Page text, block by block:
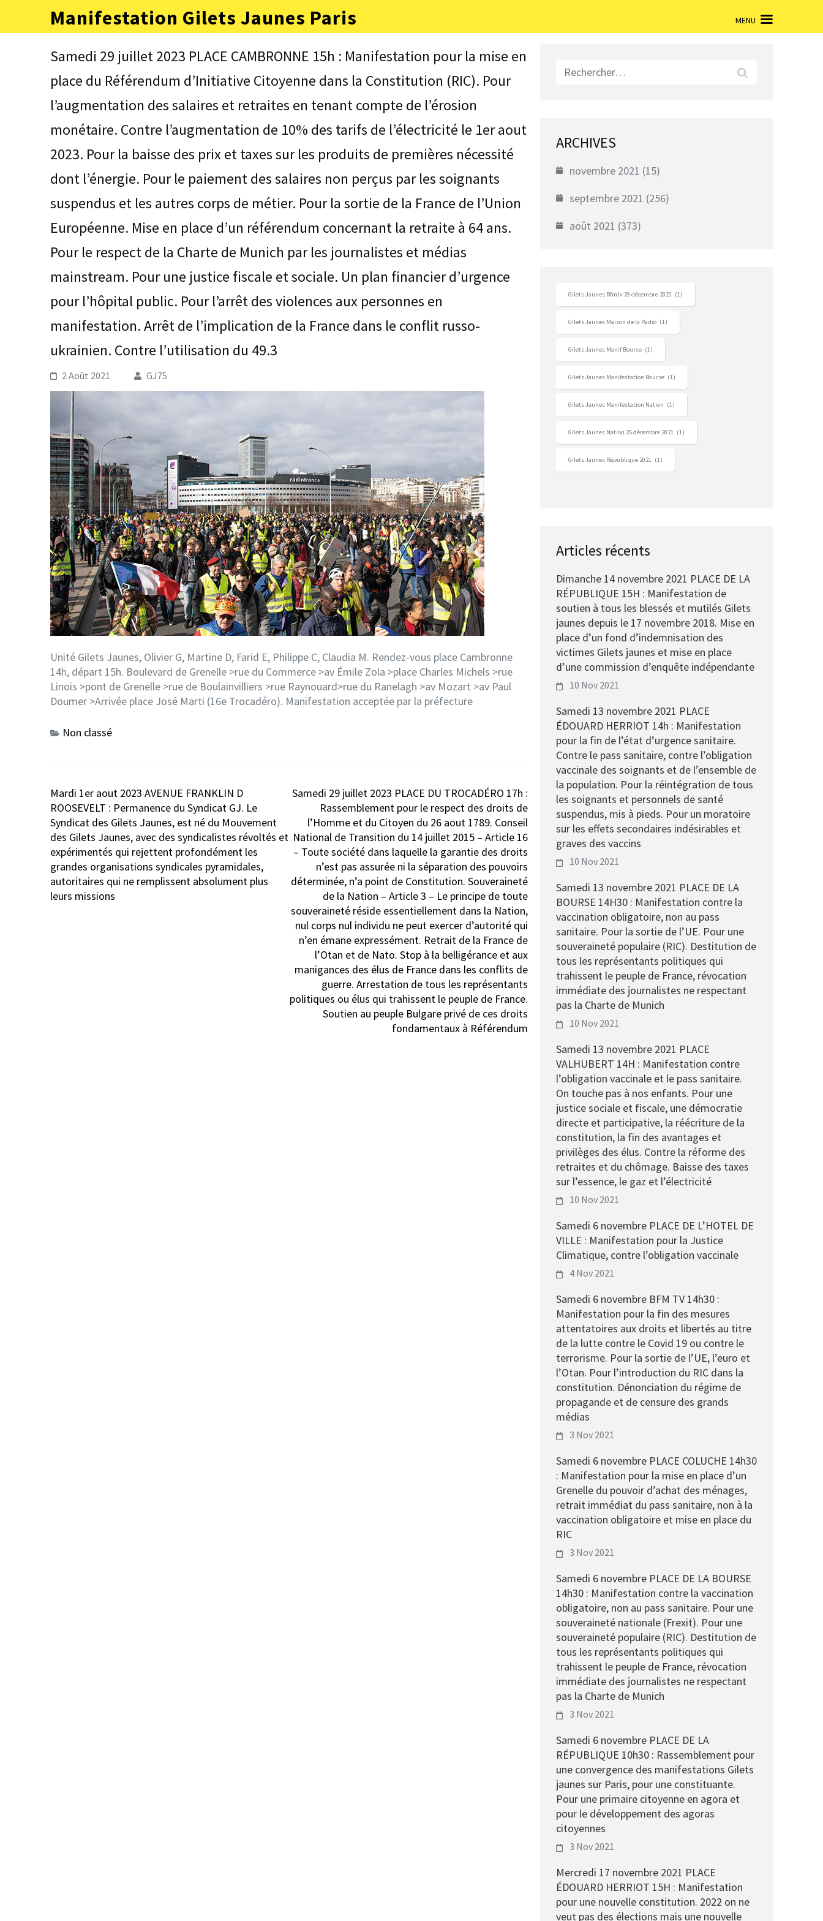
contenu
Manifestation Gilets Jaunes Paris MENU
Samedi 29 juillet 2023 PLACE CAMBRONNE 15h : Manifestation pour la mise en
place du Référendum d’Initiative Citoyenne dans la Constitution (RIC). Pour
l’augmentation des salaires et retraites en tenant compte de l’érosion
monétaire. Contre l’augmentation de 10% des tarifs de l’électricité le 1er aout
2023. Pour la baisse des prix et taxes sur les produits de premières nécessité
dont l’énergie. Pour le paiement des salaires non perçus par les soignants
suspendus et les autres corps de métier. Pour la sortie de la France de l’Union
Européenne. Mise en place d’un référendum concernant la retraite à 64 ans.
Pour le respect de la Charte de Munich par les journalistes et médias
mainstream. Pour une justice fiscale et sociale. Un plan financier d’urgence
pour l’hôpital public. Pour l’arrêt des violences aux personnes en
manifestation. Arrêt de l’implication de la France dans le conflit russo-
ukrainien. Contre l’utilisation du 49.3
2 Août 2021 GJ75
Unité Gilets Jaunes, Olivier G, Martine D, Farid E, Philippe C, Claudia M. Rendez-vous place Cambronne
14h, départ 15h. Boulevard de Grenelle >rue du Commerce >av Émile Zola >place Charles Michels >rue
Linois >pont de Grenelle >rue de Boulainvilliers >rue Raynouard>rue du Ranelagh >av Mozart >av Paul
Doumer >Arrivée place José Marti (16e Trocadéro). Manifestation acceptée par la préfecture
Non classé
Navigation
de
l’article
Mardi 1er aout 2023 AVENUE FRANKLIN D
ROOSEVELT : Permanence du Syndicat GJ. Le
Syndicat des Gilets Jaunes, est né du Mouvement
des Gilets Jaunes, avec des syndicalistes révoltés et
expérimentés qui rejettent profondément les
grandes organisations syndicales pyramidales,
autoritaires qui ne remplissent absolument plus
leurs missions
Samedi 29 juillet 2023 PLACE DU TROCADÉRO 17h :
Rassemblement pour le respect des droits de
l’Homme et du Citoyen du 26 aout 1789. Conseil
National de Transition du 14 juillet 2015 – Article 16
– Toute société dans laquelle la garantie des droits
n’est pas assurée ni la séparation des pouvoirs
déterminée, n’a point de Constitution. Souveraineté
de la Nation – Article 3 – Le principe de toute
souveraineté réside essentiellement dans la Nation,
nul corps nul individu ne peut exercer d’autorité qui
n’en émane expressément. Retrait de la France de
l’Otan et de Nato. Stop à la belligérance et aux
manigances des élus de France dans les conflits de
guerre. Arrestation de tous les représentants
politiques ou élus qui trahissent le peuple de France.
Soutien au peuple Bulgare privé de ces droits
fondamentaux à Référendum
Rechercher :
ARCHIVES
novembre 2021 (15)
septembre 2021 (256)
août 2021 (373)
Gilets Jaunes Bfmtv 29 décembre 2021 (1)
Gilets Jaunes Maison de la Radio (1)
Gilets Jaunes Manif Bourse (1)
Gilets Jaunes Manifestation Bourse (1)
Gilets Jaunes Manifestation Nation (1)
Gilets Jaunes Nation 25 décembre 2021 (1)
Gilets Jaunes République 2021 (1)
Articles récents
Dimanche 14 novembre 2021 PLACE DE LA
RÉPUBLIQUE 15H : Manifestation de
soutien à tous les blessés et mutilés Gilets
jaunes depuis le 17 novembre 2018. Mise en
place d’un fond d’indemnisation des
victimes Gilets jaunes et mise en place
d’une commission d’enquête indépendante
10 Nov 2021
Samedi 13 novembre 2021 PLACE
ÉDOUARD HERRIOT 14h : Manifestation
pour la fin de l’état d’urgence sanitaire.
Contre le pass sanitaire, contre l’obligation
vaccinale des soignants et de l’ensemble de
la population. Pour la réintégration de tous
les soignants et personnels de santé
suspendus, mis à pieds. Pour un moratoire
sur les effets secondaires indésirables et
graves des vaccins
10 Nov 2021
Samedi 13 novembre 2021 PLACE DE LA
BOURSE 14H30 : Manifestation contre la
vaccination obligatoire, non au pass
sanitaire. Pour la sortie de l’UE. Pour une
souveraineté populaire (RIC). Destitution de
tous les représentants politiques qui
trahissent le peuple de France, révocation
immédiate des journalistes ne respectant
pas la Charte de Munich
10 Nov 2021
Samedi 13 novembre 2021 PLACE
VALHUBERT 14H : Manifestation contre
l’obligation vaccinale et le pass sanitaire.
On touche pas à nos enfants. Pour une
justice sociale et fiscale, une démocratie
directe et participative, la réécriture de la
constitution, la fin des avantages et
privilèges des élus. Contre la réforme des
retraites et du chômage. Baisse des taxes
sur l’essence, le gaz et l’électricité
10 Nov 2021
Samedi 6 novembre PLACE DE L’HOTEL DE
VILLE : Manifestation pour la Justice
Climatique, contre l’obligation vaccinale
4 Nov 2021
Samedi 6 novembre BFM TV 14h30 :
Manifestation pour la fin des mesures
attentatoires aux droits et libertés au titre
de la lutte contre le Covid 19 ou contre le
terrorisme. Pour la sortie de l’UE, l’euro et
l’Otan. Pour l’introduction du RIC dans la
constitution. Dénonciation du régime de
propagande et de censure des grands
médias
3 Nov 2021
Samedi 6 novembre PLACE COLUCHE 14h30
: Manifestation pour la mise en place d’un
Grenelle du pouvoir d’achat des ménages,
retrait immédiat du pass sanitaire, non à la
vaccination obligatoire et mise en place du
RIC
3 Nov 2021
Samedi 6 novembre PLACE DE LA BOURSE
14h30 : Manifestation contre la vaccination
obligatoire, non au pass sanitaire. Pour une
souveraineté nationale (Frexit). Pour une
souveraineté populaire (RIC). Destitution de
tous les représentants politiques qui
trahissent le peuple de France, révocation
immédiate des journalistes ne respectant
pas la Charte de Munich
3 Nov 2021
Samedi 6 novembre PLACE DE LA
RÉPUBLIQUE 10h30 : Rassemblement pour
une convergence des manifestations Gilets
jaunes sur Paris, pour une constituante.
Pour une primaire citoyenne en agora et
pour le développement des agoras
citoyennes
3 Nov 2021
Mercredi 17 novembre 2021 PLACE
ÉDOUARD HERRIOT 15H : Manifestation
pour une nouvelle constitution. 2022 on ne
veut pas des élections mais une nouvelle